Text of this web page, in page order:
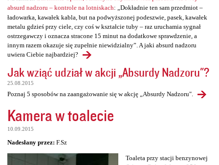
absurd nadzoru – kontrole na lotniskach: „Dokładnie ten sam przedmiot –
ładowarka, kawałek kabla, but na podwyższonej podeszwie, pasek, kawałek
metalu gdzieś przy ciele, czy coś w kształcie tuby – raz uruchamia sygnał
ostrzegawczy i oznacza stracone 15 minut na dodatkowe sprawdzenie, a
innym razem okazuje się zupełnie niewidzialny”. A jaki absurd nadzoru
uwiera Ciebie najbardziej?
Jak wziąć udział w akcji „Absurdy Nadzoru"?
25.08.2015
Poznaj 5 sposobów na zaangażowanie się w akcję „Absurdy Nadzoru".
Kamera w toalecie
10.09.2015
Nadesłany przez: F.Sz
Toaleta przy stacji benzynowej